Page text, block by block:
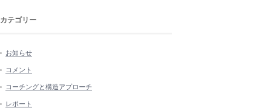
カテゴリー
お知らせ
コメント
コーチングと構造アプローチ
レポート